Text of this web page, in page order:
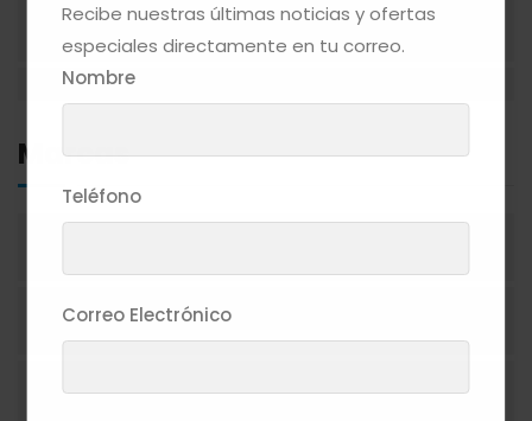
BEBIDAS NO ALCOHÓLICAS
CAFÉ
CONFITERÍA
CONGELADOS
Marcas
1800
19 CRIMES
Recibe nuestras últimas noticias y ofertas
especiales directamente en tu correo.
Nombre
Teléfono
Correo Electrónico